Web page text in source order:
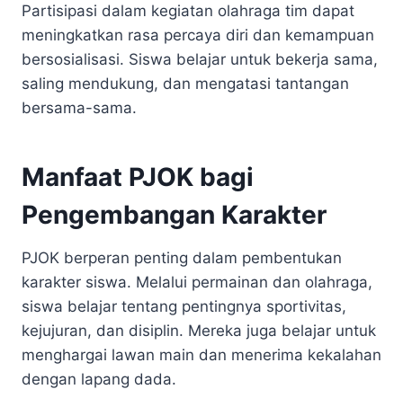
Partisipasi dalam kegiatan olahraga tim dapat
meningkatkan rasa percaya diri dan kemampuan
bersosialisasi. Siswa belajar untuk bekerja sama,
saling mendukung, dan mengatasi tantangan
bersama-sama.
Manfaat PJOK bagi
Pengembangan Karakter
PJOK berperan penting dalam pembentukan
karakter siswa. Melalui permainan dan olahraga,
siswa belajar tentang pentingnya sportivitas,
kejujuran, dan disiplin. Mereka juga belajar untuk
menghargai lawan main dan menerima kekalahan
dengan lapang dada.